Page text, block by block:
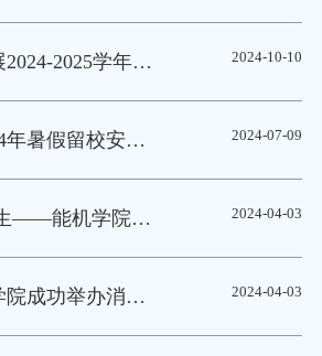
能机学院关于开展2024-2025学年文明宿舍创建、新生寝室美化大赛评选活动的通知 2024-10-10
能机学院召开2024年暑假留校安全教育大会 2024-07-09
感知生命 绽放人生——能机学院开展生命教育主题讲座 2024-04-03
能源与机械工程学院成功举办消防大演练 2024-04-03